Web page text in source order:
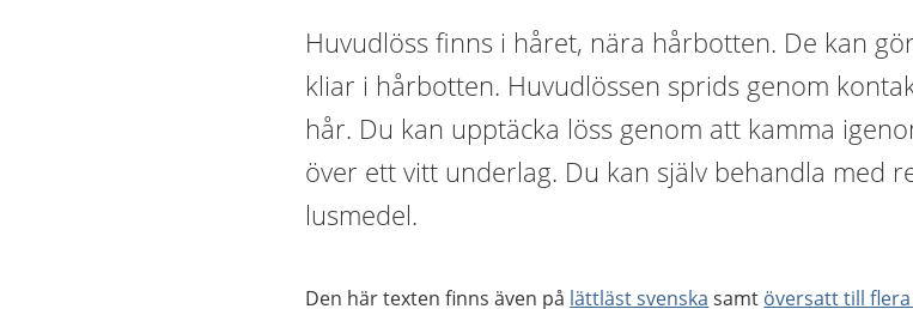
Huvudlöss finns i håret, nära hårbotten. De kan
kliar i hårbotten. Huvudlössen sprids genom
hår. Du kan upptäcka löss genom att kamma
över ett vitt underlag. Du kan själv behandla med
lusmedel.
Den här texten finns även på lättläst svenska samt översatt till